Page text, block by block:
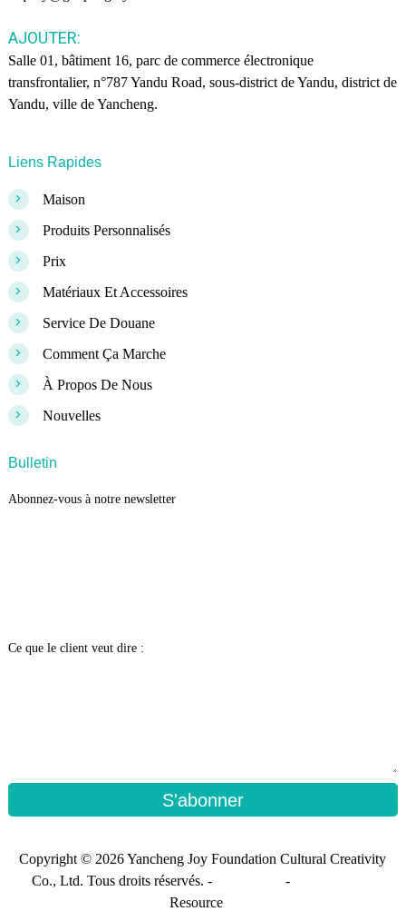
AJOUTER:
Salle 01, bâtiment 16, parc de commerce électronique
transfrontalier, n°787 Yandu Road, sous-district de Yandu, district de
Yandu, ville de Yancheng.
Liens Rapides
> Maison
> Produits Personnalisés
> Prix
> Matériaux Et Accessoires
> Service De Douane
> Comment Ça Marche
> À Propos De Nous
> Nouvelles
Bulletin
Abonnez-vous à notre newsletter
Ce que le client veut dire :
S'abonner
Copyright © 2026 Yancheng Joy Foundation Cultural Creativity
Co., Ltd. Tous droits réservés. -
-
Resource